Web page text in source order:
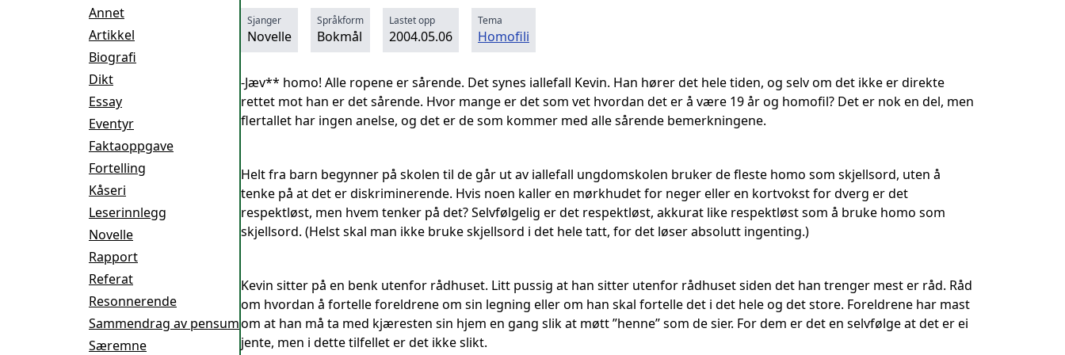
Annet
Artikkel
Biografi
Dikt
Essay
Eventyr
Faktaoppgave
Fortelling
Kåseri
Leserinnlegg
Novelle
Rapport
Referat
Resonnerende
Sammendrag av pensum
Særemne
Sjanger
Novelle
Språkform
Bokmål
Lastet opp
2004.05.06
Tema
Homofili
-Jæv** homo! Alle ropene er sårende. Det synes iallefall Kevin. Han hører det hele tiden, og selv om det ikke er direkte
rettet mot han er det sårende. Hvor mange er det som vet hvordan det er å være 19 år og homofil? Det er nok en del, men
flertallet har ingen anelse, og det er de som kommer med alle sårende bemerkningene.
Helt fra barn begynner på skolen til de går ut av iallefall ungdomskolen bruker de fleste homo som skjellsord, uten å
tenke på at det er diskriminerende. Hvis noen kaller en mørkhudet for neger eller en kortvokst for dverg er det
respektløst, men hvem tenker på det? Selvfølgelig er det respektløst, akkurat like respektløst som å bruke homo som
skjellsord. (Helst skal man ikke bruke skjellsord i det hele tatt, for det løser absolutt ingenting.)
Kevin sitter på en benk utenfor rådhuset. Litt pussig at han sitter utenfor rådhuset siden det han trenger mest er råd. Råd
om hvordan å fortelle foreldrene om sin legning eller om han skal fortelle det i det hele og det store. Foreldrene har mast
om at han må ta med kjæresten sin hjem en gang slik at møtt ”henne” som de sier. For dem er det en selvfølge at det er ei
jente, men i dette tilfellet er det ikke slikt.